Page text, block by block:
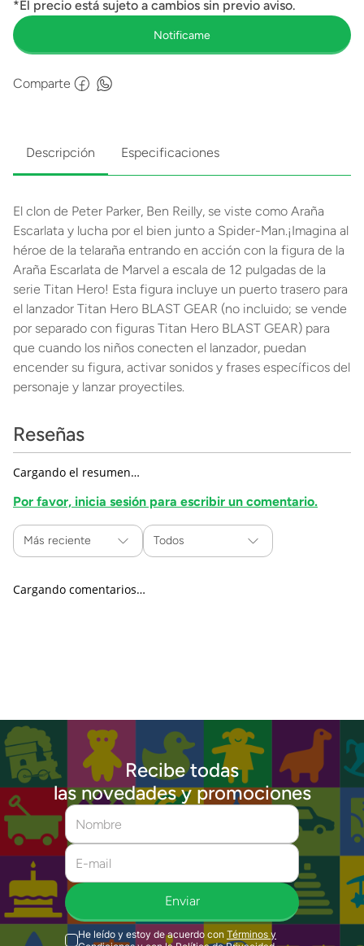
Comparte
Descripción Especificaciones
El clon de Peter Parker, Ben Reilly, se viste como Araña
Escarlata y lucha por el bien junto a Spider-Man.¡Imagina al
héroe de la telaraña entrando en acción con la figura de la
Araña Escarlata de Marvel a escala de 12 pulgadas de la
serie Titan Hero! Esta figura incluye un puerto trasero para
el lanzador Titan Hero BLAST GEAR (no incluido; se vende
por separado con figuras Titan Hero BLAST GEAR) para
que cuando los niños conecten el lanzador, puedan
encender su figura, activar sonidos y frases específicos del
personaje y lanzar proyectiles.
Reseñas
Cargando el resumen…
Por favor, inicia sesión para escribir un comentario.
Más reciente Todos
Cargando comentarios…
Recibe todas
las novedades y promociones
Enviar
He leído y estoy de acuerdo con Términos y